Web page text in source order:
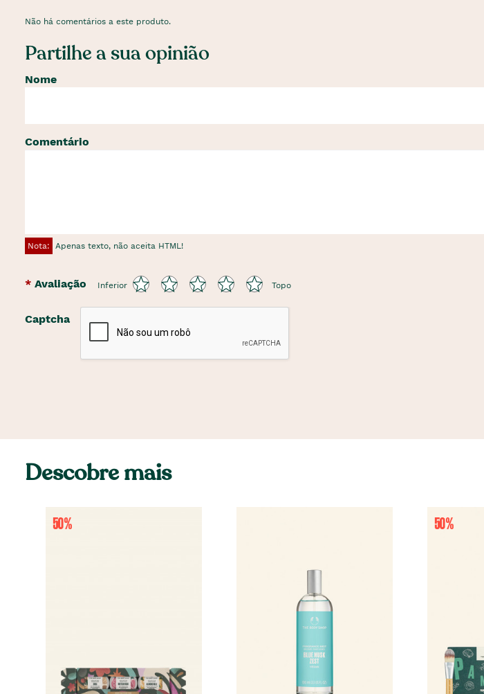
Não há comentários a este produto.
Partilhe a sua opinião
Nome
Comentário
Nota: Apenas texto, não aceita HTML!
Avaliação Inferior Topo
Captcha
Descobre mais